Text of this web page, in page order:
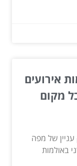
אירועים
מקום
של מפה
באולמות